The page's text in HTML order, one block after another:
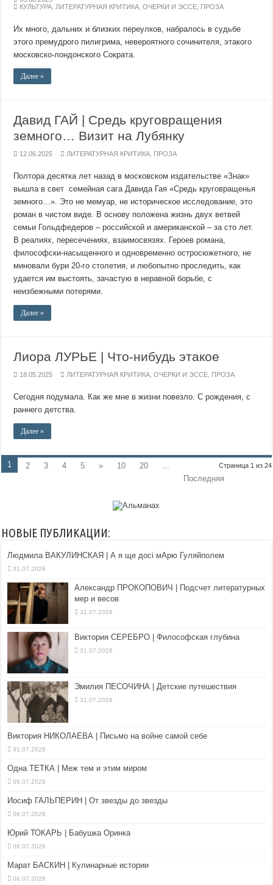
КУЛЬТУРА ЛИТЕРАТУРНАЯ КРИТИКА ,ОЧЕРКИ И ЭССЕ ПРОЗА
Их много, дальних и близких переулков, набралось в судьбе
этого премудрого пилигрима, невероятного сочинителя, этакого
московско-лондонского Сократа.
Далее »
Давид ГАЙ | Средь круговращения
земного… Визит на Лубянку
12.06.2025 ЛИТЕРАТУРНАЯ КРИТИКА ПРОЗА
Полтора десятка лет назад в московском издательстве «Знак»
вышла в свет семейная сага Давида Гая «Средь круговращенья
земного…». Это не мемуар, не историческое исследование, это
роман в чистом виде. В основу положена жизнь двух ветвей
семьи Гольдфедеров – российской и американской – за сто лет.
В реалиях, пересечениях, взаимосвязях. Героев романа,
философски-насыщенного и одновременно остросюжетного, не
миновали бури 20-го столетия, и любопытно проследить, как
удается им выстоять, зачастую в неравной борьбе, с
неизбежными потерями.
Далее »
Лиора ЛУРЬЕ | Что-нибудь этакое
18.05.2025 ЛИТЕРАТУРНАЯ КРИТИКА ,ОЧЕРКИ И ЭССЕ ПРОЗА
Сегодня подумала. Как же мне в жизни повезло. С рождения, с
раннего детства.
Далее »
Страница 1 из 24
1 2 3 4 5 » 10 20
...
Последняя
НОВЫЕ ПУБЛИКАЦИИ:
Людмила ВАКУЛИНСКАЯ | А я ще досі мАрю Гуляйполем
31.07.2026
Александр ПРОКОПОВИЧ | Подсчет литературных
мер и весов
31.07.2026
Виктория СЕРЕБРО | Философская глубина
31.07.2026
Эмилия ПЕСОЧИНА | Детские путешествия
31.07.2026
Виктория НИКОЛАЕВА | Письмо на войне самой себе
31.07.2026
Одна ТЕТКА | Меж тем и этим миром
06.07.2026
Иосиф ГАЛЬПЕРИН | От звезды до звезды
06.07.2026
Юрий ТОКАРЬ | Бабушка Оринка
06.07.2026
Марат БАСКИН | Кулинарные истории
06.07.2026